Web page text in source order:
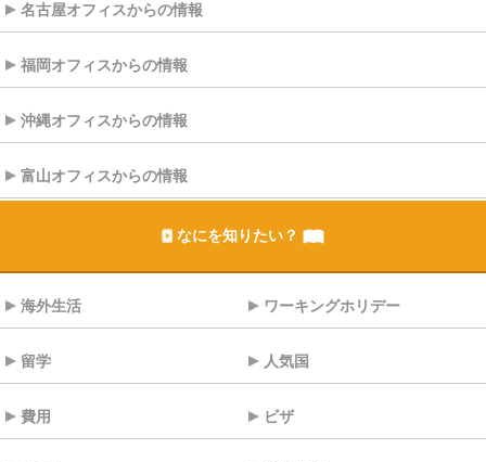
名古屋オフィスからの情報
福岡オフィスからの情報
沖縄オフィスからの情報
富山オフィスからの情報
なにを知りたい？
海外生活 ワーキングホリデー
留学 人気国
費用 ビザ